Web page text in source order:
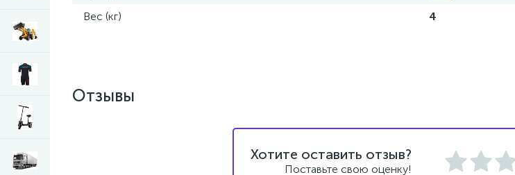
Вес (кг)
4
Отзывы
Хотите оставить отзыв?
Поставьте свою оценку!